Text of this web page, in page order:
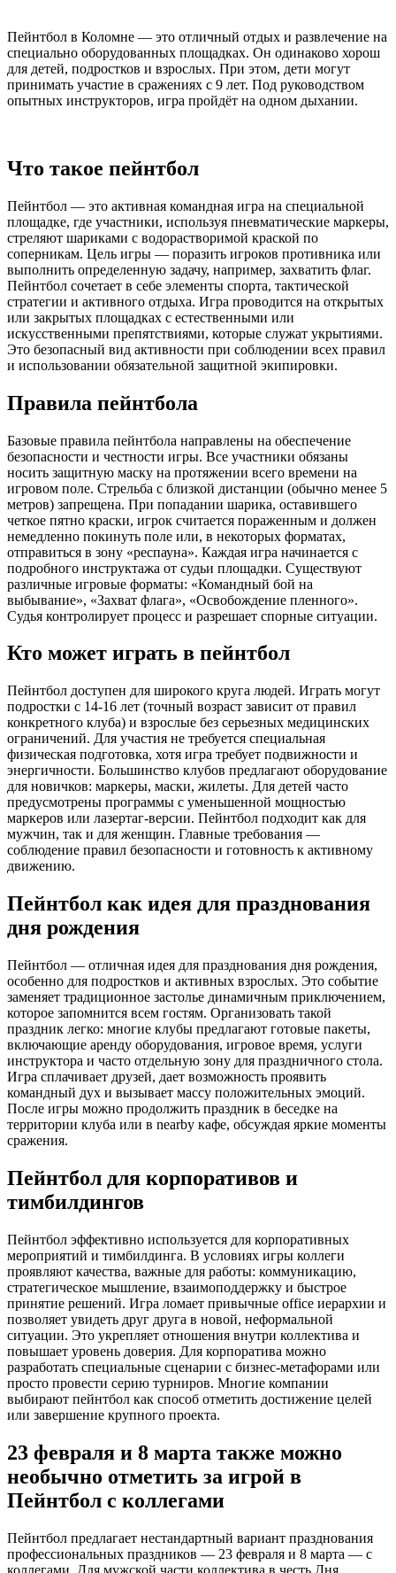
Пейнтбол в Коломне — это отличный отдых и развлечение на
специально оборудованных площадках. Он одинаково хорош
для детей, подростков и взрослых. При этом, дети могут
принимать участие в сражениях с 9 лет. Под руководством
опытных инструкторов, игра пройдёт на одном дыхании.
Что такое пейнтбол
Пейнтбол — это активная командная игра на специальной
площадке, где участники, используя пневматические маркеры,
стреляют шариками с водорастворимой краской по
соперникам. Цель игры — поразить игроков противника или
выполнить определенную задачу, например, захватить флаг.
Пейнтбол сочетает в себе элементы спорта, тактической
стратегии и активного отдыха. Игра проводится на открытых
или закрытых площадках с естественными или
искусственными препятствиями, которые служат укрытиями.
Это безопасный вид активности при соблюдении всех правил
и использовании обязательной защитной экипировки.
Правила пейнтбола
Базовые правила пейнтбола направлены на обеспечение
безопасности и честности игры. Все участники обязаны
носить защитную маску на протяжении всего времени на
игровом поле. Стрельба с близкой дистанции (обычно менее 5
метров) запрещена. При попадании шарика, оставившего
четкое пятно краски, игрок считается пораженным и должен
немедленно покинуть поле или, в некоторых форматах,
отправиться в зону «респауна». Каждая игра начинается с
подробного инструктажа от судьи площадки. Существуют
различные игровые форматы: «Командный бой на
выбывание», «Захват флага», «Освобождение пленного».
Судья контролирует процесс и разрешает спорные ситуации.
Кто может играть в пейнтбол
Пейнтбол доступен для широкого круга людей. Играть могут
подростки с 14-16 лет (точный возраст зависит от правил
конкретного клуба) и взрослые без серьезных медицинских
ограничений. Для участия не требуется специальная
физическая подготовка, хотя игра требует подвижности и
энергичности. Большинство клубов предлагают оборудование
для новичков: маркеры, маски, жилеты. Для детей часто
предусмотрены программы с уменьшенной мощностью
маркеров или лазертаг-версии. Пейнтбол подходит как для
мужчин, так и для женщин. Главные требования —
соблюдение правил безопасности и готовность к активному
движению.
Пейнтбол как идея для празднования
дня рождения
Пейнтбол — отличная идея для празднования дня рождения,
особенно для подростков и активных взрослых. Это событие
заменяет традиционное застолье динамичным приключением,
которое запомнится всем гостям. Организовать такой
праздник легко: многие клубы предлагают готовые пакеты,
включающие аренду оборудования, игровое время, услуги
инструктора и часто отдельную зону для праздничного стола.
Игра сплачивает друзей, дает возможность проявить
командный дух и вызывает массу положительных эмоций.
После игры можно продолжить праздник в беседке на
территории клуба или в nearby кафе, обсуждая яркие моменты
сражения.
Пейнтбол для корпоративов и
тимбилдингов
Пейнтбол эффективно используется для корпоративных
мероприятий и тимбилдинга. В условиях игры коллеги
проявляют качества, важные для работы: коммуникацию,
стратегическое мышление, взаимоподдержку и быстрое
принятие решений. Игра ломает привычные office иерархии и
позволяет увидеть друг друга в новой, неформальной
ситуации. Это укрепляет отношения внутри коллектива и
повышает уровень доверия. Для корпоратива можно
разработать специальные сценарии с бизнес-метафорами или
просто провести серию турниров. Многие компании
выбирают пейнтбол как способ отметить достижение целей
или завершение крупного проекта.
23 февраля и 8 марта также можно
необычно отметить за игрой в
Пейнтбол с коллегами
Пейнтбол предлагает нестандартный вариант празднования
профессиональных праздников — 23 февраля и 8 марта — с
коллегами. Для мужской части коллектива в честь Дня